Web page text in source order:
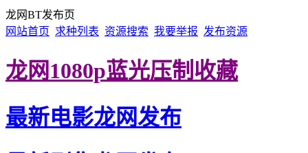
龙网BT发布页
网站首页 求种列表 资源搜索 我要举报 发布资源
龙网1080p蓝光压制收藏
最新电影龙网发布